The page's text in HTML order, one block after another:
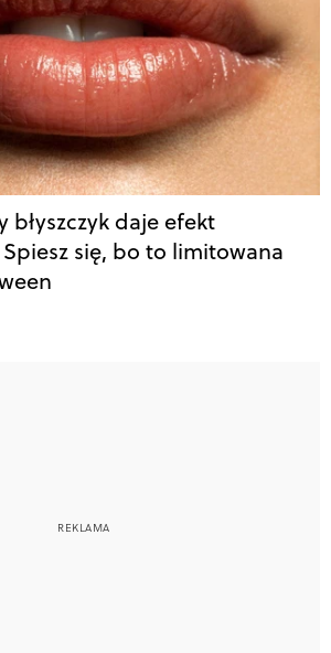
błyszczyk daje efekt
się, bo to limitowana